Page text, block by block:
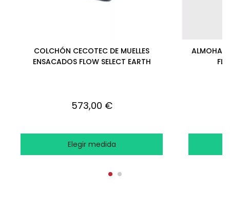
COLCHÓN CECOTEC DE MUELLES
ENSACADOS FLOW SELECT EARTH
573,00 €
Elegir medida